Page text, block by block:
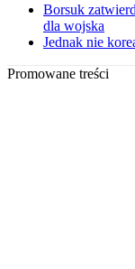
Borsuk
dla wojska
Jednak nie
Promowane treści